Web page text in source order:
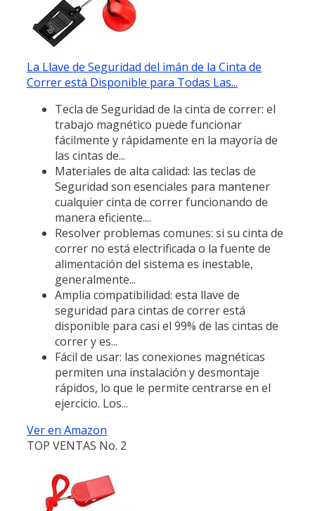
La Llave de Seguridad del imán de la Cinta de
Correr está Disponible para Todas Las...
Tecla de Seguridad de la cinta de correr: el
trabajo magnético puede funcionar
fácilmente y rápidamente en la mayoría de
las cintas de...
Materiales de alta calidad: las teclas de
Seguridad son esenciales para mantener
cualquier cinta de correr funcionando de
manera eficiente....
Resolver problemas comunes: si su cinta de
correr no está electrificada o la fuente de
alimentación del sistema es inestable,
generalmente...
Amplia compatibilidad: esta llave de
seguridad para cintas de correr está
disponible para casi el 99% de las cintas de
correr y es...
Fácil de usar: las conexiones magnéticas
permiten una instalación y desmontaje
rápidos, lo que le permite centrarse en el
ejercicio. Los...
Ver en Amazon
TOP VENTAS No. 2